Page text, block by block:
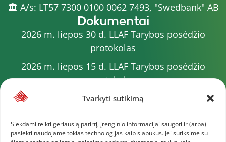
Tvarkyti sutikimą
Siekdami teikti geriausią patirtį, įrenginio informacijai saugoti ir (arba)
pasiekti naudojame tokias technologijas kaip slapukus. Jei sutiksime su
A/s: LT57 7300 0100 0062 7493, "Swedbank" AB
Dokumentai
2026 m. liepos 30 d. LLAF Tarybos posėdžio
protokolas
2026 m. liepos 15 d. LLAF Tarybos posėdžio
protokolas
2026 m. liepos 20 d. LLAF VK posėdžio protokolas
2026 m. varžybų kalendorius